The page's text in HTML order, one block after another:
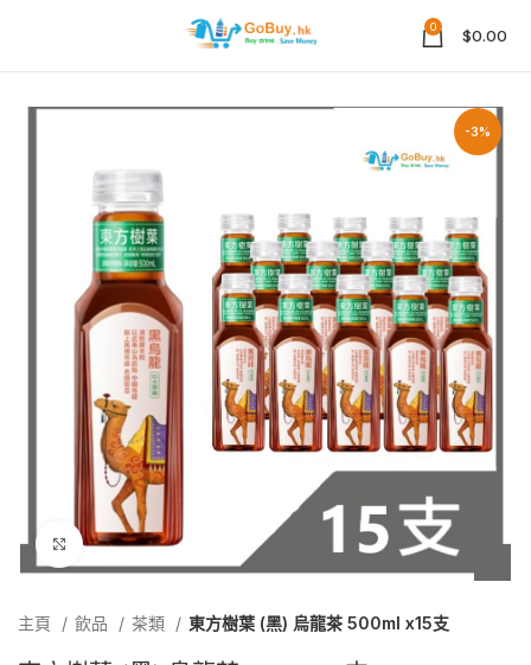
0 $0.00
-3%
Click to enlarge
主頁 飲品 茶類 東方樹葉 (黑) 烏龍茶 500ml x15支